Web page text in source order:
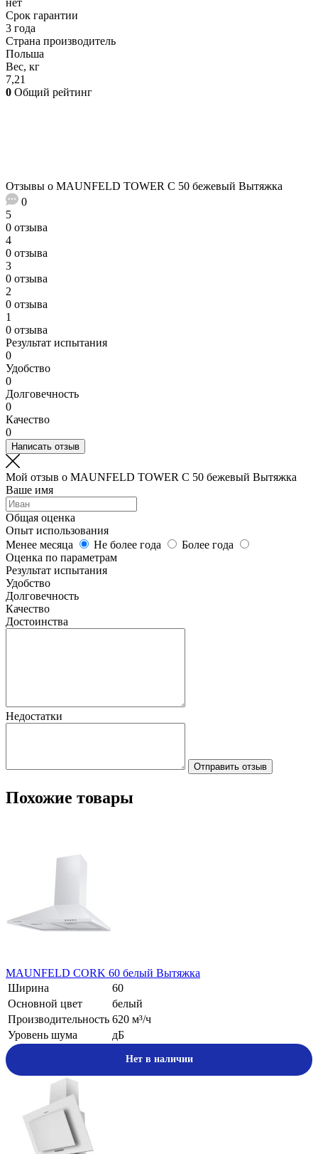
Срок гарантии
3 года
Страна производитель
Польша
Вес, кг
7,21
0 Общий рейтинг
Отзывы о MAUNFELD TOWER C 50 бежевый Вытяжка
0
5
0 отзыва
4
0 отзыва
3
0 отзыва
2
0 отзыва
1
0 отзыва
Результат испытания
0
Удобство
0
Долговечность
0
Качество
0
Написать отзыв
Мой отзыв о MAUNFELD TOWER C 50 бежевый Вытяжка
Ваше имя
Общая оценка
Опыт использования
Менее месяца
Не более года
Более года
Оценка по параметрам
Результат испытания
Удобство
Долговечность
Качество
Достоинства
Недостатки
Отправить отзыв
Похожие товары
MAUNFELD CORK 60 белый Вытяжка
Ширина
60
Основной цвет
белый
Производительность 620 м³/ч
Уровень шума
дБ
Нет в наличии